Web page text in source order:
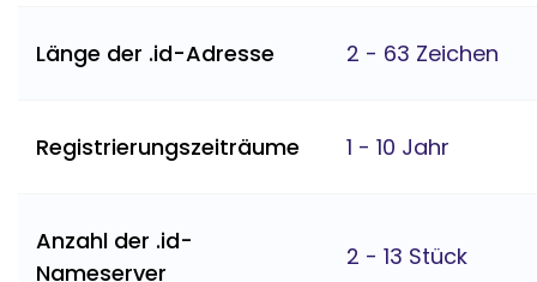
Länge der .id-Adresse 2 - 63 Zeichen
Registrierungszeiträume 1 - 10 Jahr
Anzahl der .id-
Nameserver
2 - 13 Stück